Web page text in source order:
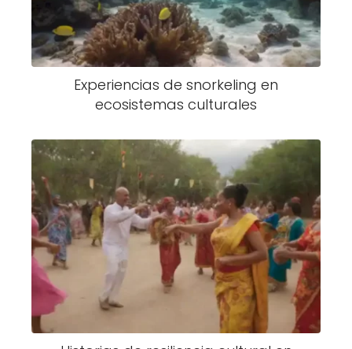
Experiencias de snorkeling en
ecosistemas culturales